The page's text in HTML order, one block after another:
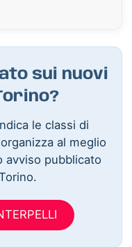
sui nuovi
le classi di
al meglio
avviso pubblicato